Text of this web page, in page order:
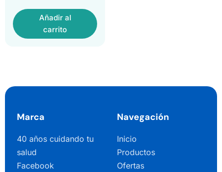
Añadir al
carrito
Marca
40 años cuidando tu
salud
Facebook
Navegación
Inicio
Productos
Ofertas